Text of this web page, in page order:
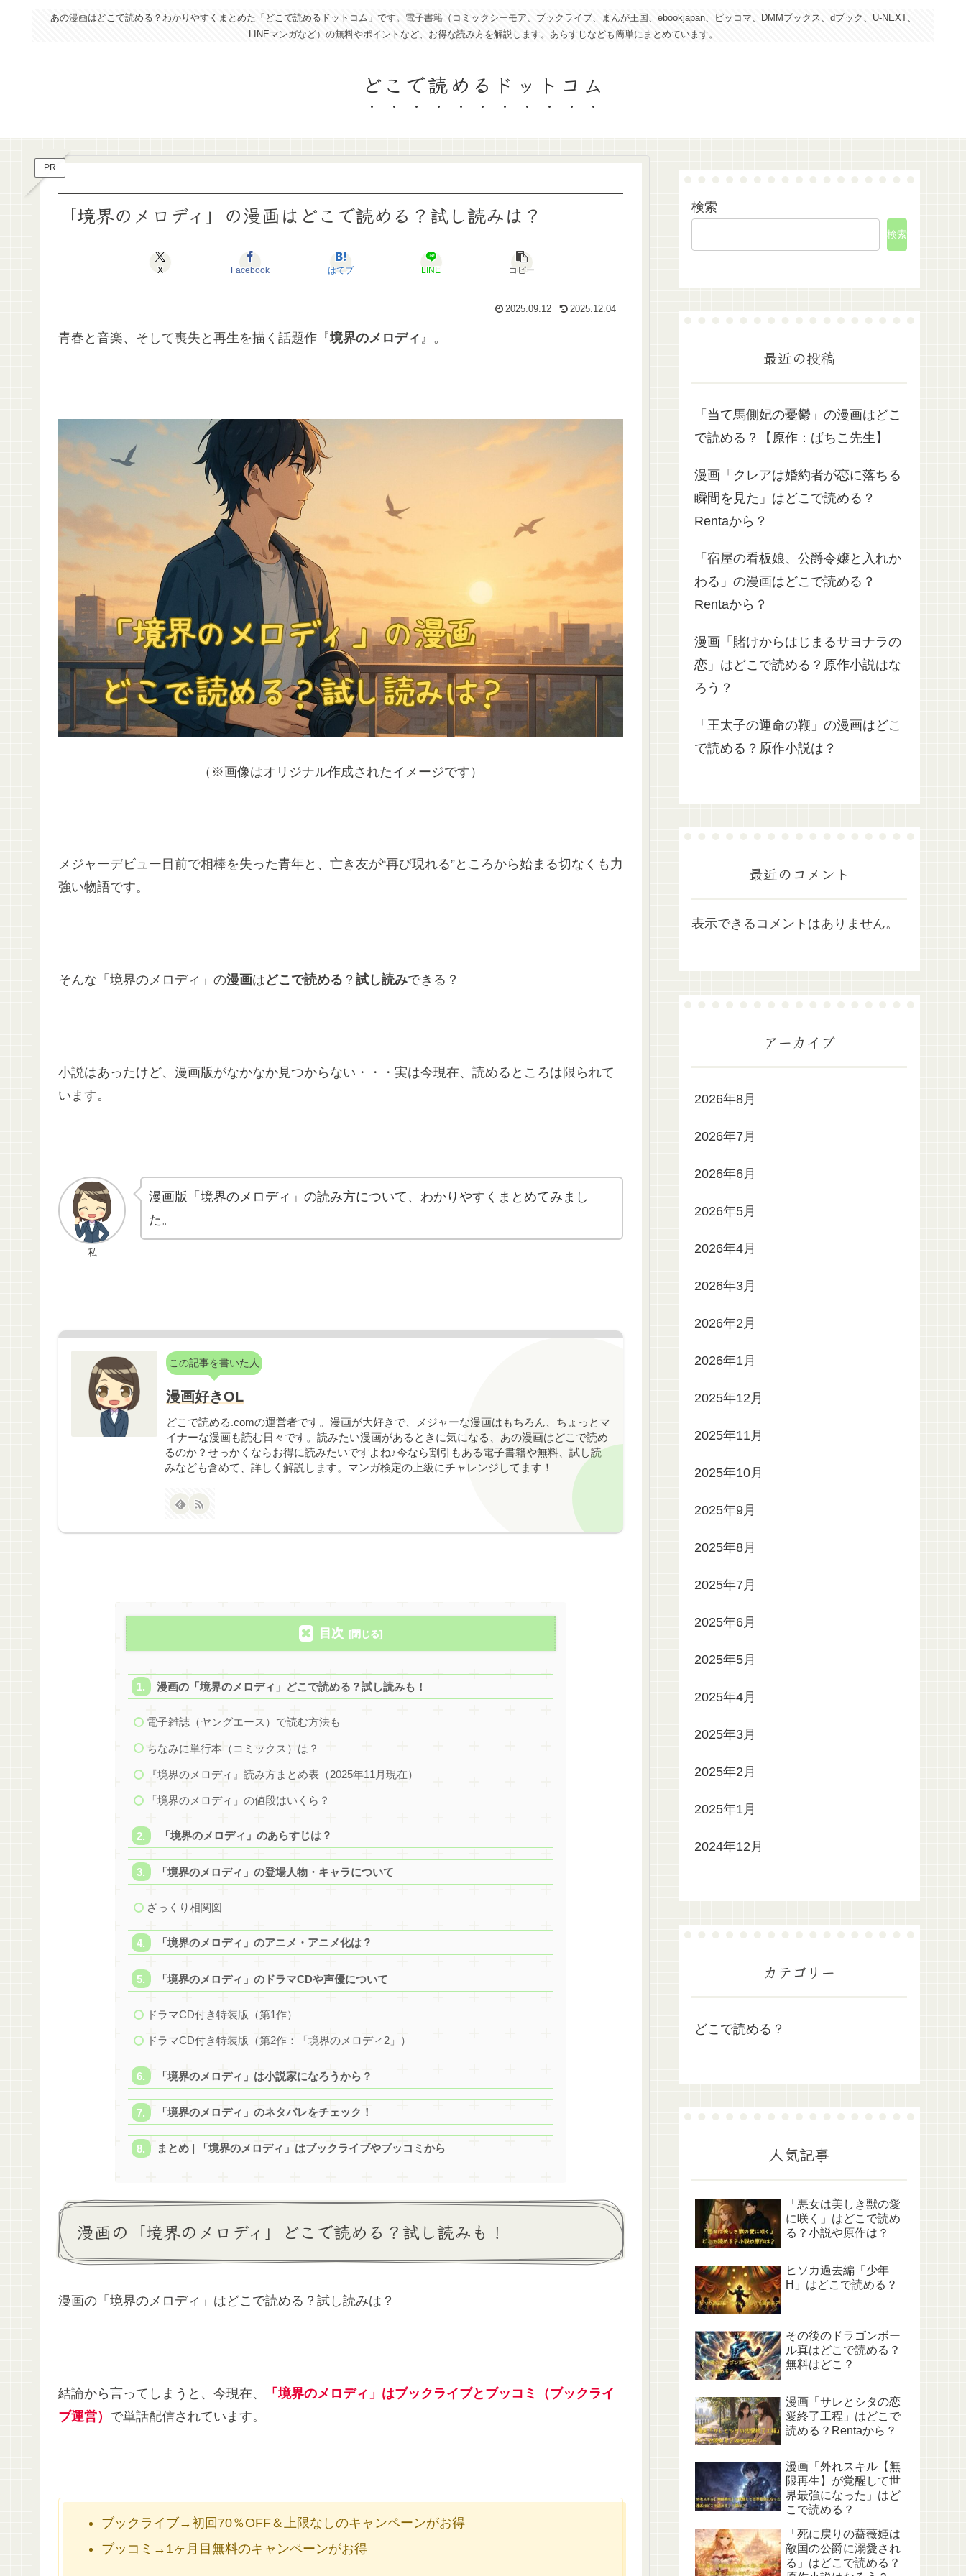
あの漫画はどこで読める？わかりやすくまとめた「どこで読めるドットコム」です。電子書籍（コミックシーモア、ブックライブ、まんが王国、ebookjapan、ピッコマ、DMMブックス、dブック、U-NEXT、
LINEマンガなど）の無料やポイントなど、お得な読み方を解説します。あらすじなども簡単にまとめています。
どこで読めるドットコム
PR
「境界のメロディ」の漫画はどこで読める？試し読みは？
X Facebook はてブ LINE コピー
2025.09.12 2025.12.04
青春と音楽、そして喪失と再生を描く話題作『境界のメロディ 』。
（※画像はオリジナル作成されたイメージです）
メジャーデビュー目前で相棒を失った青年と、亡き友が“再び現れる”ところから始まる切なくも力
強い物語です。
そんな「境界のメロディ」の漫画は どこで読める ？ 試し読みできる？
小説はあったけど、漫画版がなかなか見つからない・・・実は今現在、読めるところは限られて
います。
私
漫画版「境界のメロディ」の読み方について、わかりやすくまとめてみまし
た。
この記事を書いた人
漫画好きOL
どこで読める.comの運営者です。漫画が大好きで、メジャーな漫画はもちろん、ちょっとマ
イナーな漫画も読む日々です。読みたい漫画があるときに気になる、あの漫画はどこで読め
るのか？せっかくならお得に読みたいですよね♪今なら割引もある電子書籍や無料、試し読
みなども含めて、詳しく解説します。マンガ検定の上級にチャレンジしてます！
目次
漫画の「境界のメロディ」どこで読める？試し読みも！
電子雑誌（ヤングエース）で読む方法も
ちなみに単行本（コミックス）は？
『境界のメロディ』読み方まとめ表（2025年11月現在）
「境界のメロディ」の値段はいくら？
「境界のメロディ」のあらすじは？
「境界のメロディ」の登場人物・キャラについて
ざっくり相関図
「境界のメロディ」のアニメ・アニメ化は？
「境界のメロディ」のドラマCDや声優について
ドラマCD付き特装版（第1作）
ドラマCD付き特装版（第2作：「境界のメロディ2」）
「境界のメロディ」は小説家になろうから？
「境界のメロディ」のネタバレをチェック！
まとめ | 「境界のメロディ」はブックライブやブッコミから
漫画の「境界のメロディ」どこで読める？試し読みも！
漫画の「境界のメロディ」はどこで読める？試し読みは？
結論から言ってしまうと、今現在、
「境界のメロディ」はブックライブとブッコミ（ブックライ
ブ運営） で単話配信されています。
ブックライブ→初回70％OFF＆上限なしのキャンペーンがお得
ブッコミ→1ヶ月目無料のキャンペーンがお得
検索
検索
最近の投稿
「当て馬側妃の憂鬱」の漫画はどこ
で読める？【原作：ばちこ先生】
漫画「クレアは婚約者が恋に落ちる
瞬間を見た」はどこで読める？
Rentaから？
「宿屋の看板娘、公爵令嬢と入れか
わる」の漫画はどこで読める？
Rentaから？
漫画「賭けからはじまるサヨナラの
恋」はどこで読める？原作小説はな
ろう？
「王太子の運命の鞭」の漫画はどこ
で読める？原作小説は？
最近のコメント
表示できるコメントはありません。
アーカイブ
2026年8月
2026年7月
2026年6月
2026年5月
2026年4月
2026年3月
2026年2月
2026年1月
2025年12月
2025年11月
2025年10月
2025年9月
2025年8月
2025年7月
2025年6月
2025年5月
2025年4月
2025年3月
2025年2月
2025年1月
2024年12月
カテゴリー
どこで読める？
人気記事
「悪女は美しき獣の愛
に咲く」はどこで読め
る？小説や原作は？
ヒソカ過去編「少年
H」はどこで読める？
その後のドラゴンボー
ル真はどこで読める？
無料はどこ？
漫画「サレとシタの恋
愛終了工程」はどこで
読める？Rentaから？
漫画「外れスキル【無
限再生】が覚醒して世
界最強になった」はど
こで読める？
「死に戻りの薔薇姫は
敵国の公爵に溺愛され
る」はどこで読める？